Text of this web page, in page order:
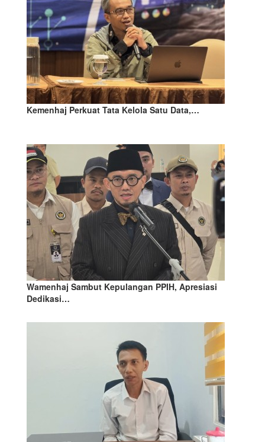
Kemenhaj Perkuat Tata Kelola Satu Data,…
Wamenhaj Sambut Kepulangan PPIH, Apresiasi
Dedikasi…